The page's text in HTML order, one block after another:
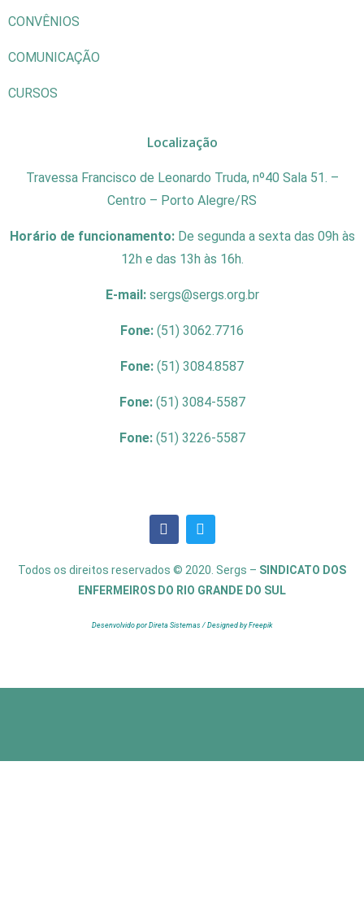
CONVÊNIOS
COMUNICAÇÃO
CURSOS
Localização
Travessa Francisco de Leonardo Truda, nº40 Sala 51. –
Centro – Porto Alegre/RS
Horário de funcionamento: De segunda a sexta das 09h às
12h e das 13h às 16h.
E-mail: sergs@sergs.org.br
Fone: (51) 3062.7716
Fone: (51) 3084.8587
Fone: (51) 3084-5587
Fone: (51) 3226-5587
Todos os direitos reservados © 2020. Sergs – SINDICATO DOS
ENFERMEIROS DO RIO GRANDE DO SUL
Desenvolvido por Direta Sistemas / Designed by Freepik